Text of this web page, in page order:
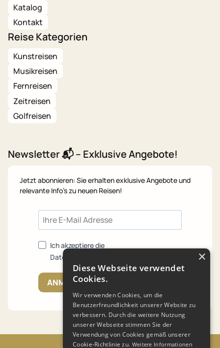
Katalog
Kontakt
Reise Kategorien
Kunstreisen
Musikreisen
Fernreisen
Zeitreisen
Golfreisen
Newsletter 📬 – Exklusive Angebote!
Jetzt abonnieren: Sie erhalten exklusive Angebote und
relevante Info's zu neuen Reisen!
Ich akzeptiere die
Datenschutzrichtlinien.
ANMELDEN
×
Diese Webseite verwendet
Cookies.
Wir verwenden Cookies, um die
Benutzerfreundlichkeit unserer Website zu
verbessern. Durch die weitere Nutzung
unserer Webseite stimmen Sie der
Verwendung von Cookies gemäß unserer
Cookie-Richtlinie zu. Weitere Informationen